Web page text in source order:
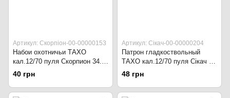
Артикул: Скорпіон-00-00000153
Набои охотничьи ТАХО
кал.12/70 пуля Скорпион 34.7
г. Чёрный
40 грн
Артикул: Сікач-00-00000204
Патрон гладкоствольный
ТАХО кал.12/70 пуля Сікач 32
г. Прозрачный
48 грн